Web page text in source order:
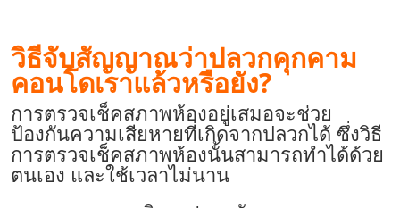
วิธีจับสัญญาณว่าปลวกคุกคาม
คอนโดเราแล้วหรือยัง?
การตรวจเช็คสภาพห้องอยู่เสมอจะช่วย
ป้องกันความเสียหายที่เกิดจากปลวกได้ ซึ่งวิธี
การตรวจเช็คสภาพห้องนั้นสามารถทำได้ด้วย
ตนเอง และใช้เวลาไม่นาน